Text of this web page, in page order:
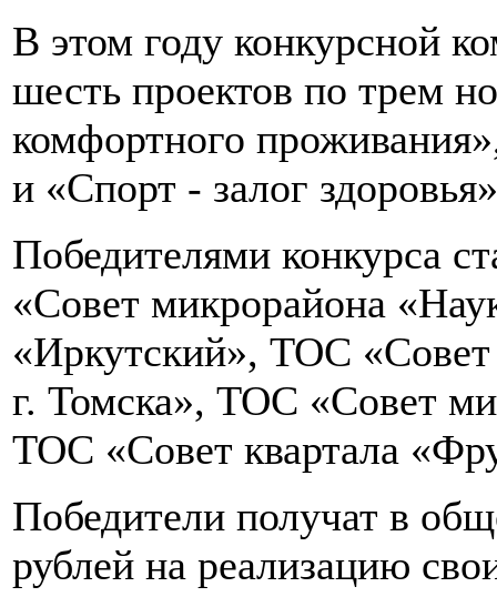
В этом году конкурсной
шесть проектов по трем
комфортного
и «Спорт - залог
Победителями конкурса
«Совет микрорайона
«Иркутский», ТОС
г. Томска», ТОС «Совет
ТОС «Совет квартала
Победители получат в
рублей на реализацию